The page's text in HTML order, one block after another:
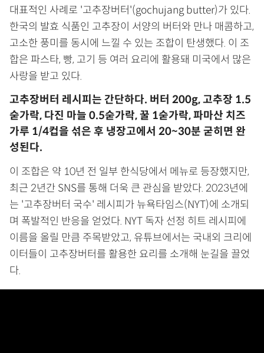
대표적인 사례로 '고추장버터'(gochujang butter)가 있다.
한국의 발효 식품인 고추장이 서양의 버터와 만나 매콤하고,
고소한 풍미를 동시에 느낄 수 있는 조합이 탄생했다. 이 조
합은 파스타, 빵, 고기 등 여러 요리에 활용돼 미국에서 많은
사랑을 받고 있다.
고추장버터 레시피는 간단하다. 버터 200g, 고추장 1.5
숟가락, 다진 마늘 0.5숟가락, 꿀 1숟가락, 파마산 치즈
가루 1/4컵을 섞은 후 냉장고에서 20~30분 굳히면 완
성된다.
이 조합은 약 10년 전 일부 한식당에서 메뉴로 등장했지만,
최근 2년간 SNS를 통해 더욱 큰 관심을 받았다. 2023년에
는 '고추장버터 국수' 레시피가 뉴욕타임스(NYT)에 소개되
며 폭발적인 반응을 얻었다. NYT 독자 선정 히트 레시피에
이름을 올릴 만큼 주목받았고, 유튜브에서는 국내외 크리에
이터들이 고추장버터를 활용한 요리를 소개해 눈길을 끌었
다.